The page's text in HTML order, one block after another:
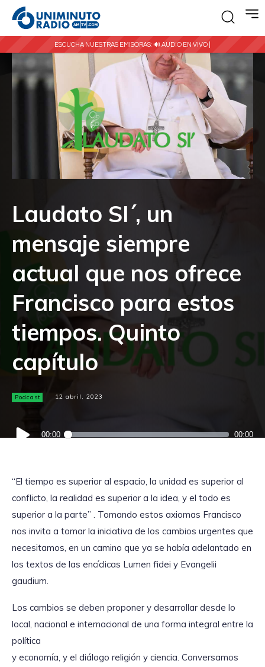
ESCUCHA NUESTRAS EMISORAS: 🔊 AUDIO EN VIVO |
Laudato SI´, un
mensaje siempre
actual que nos ofrece
Francisco para estos
tiempos. Quinto
capítulo
Podcast 12 abril, 2023
Reproductor
de
00:00 00:00
“El tiempo es superior al espacio, la unidad es superior al
conflicto, la realidad es superior a la idea, y el todo es
superior a la parte” . Tomando estos axiomas Francisco
nos invita a tomar la iniciativa de los cambios urgentes que
necesitamos, en un camino que ya se había adelantado en
los textos de las encíclicas Lumen fidei y Evangelii
gaudium.
Los cambios se deben proponer y desarrollar desde lo
local, nacional e internacional de una forma integral entre la
política
y economía, y el diálogo religión y ciencia. Conversamos